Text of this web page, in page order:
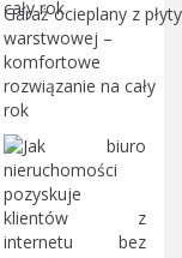
Garaż ocieplany z płyty
warstwowej –
komfortowe
rozwiązanie na cały
rok